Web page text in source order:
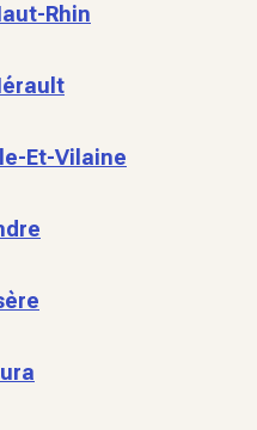
Rhin
Et-Vilaine